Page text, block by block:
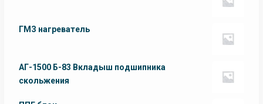
ГМЗ нагреватель
АГ-1500 Б-83 Вкладыш подшипника
скольжения